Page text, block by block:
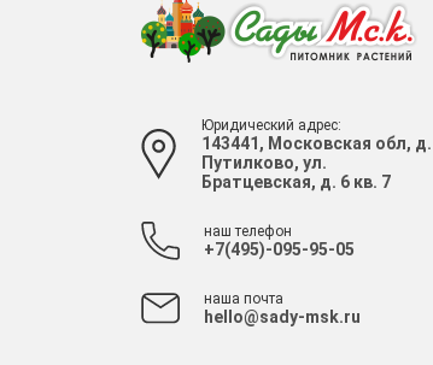
Юридический адрес:
143441, Московская обл, д.
Путилково, ул.
Братцевская, д. 6 кв. 7
наш телефон
+7(495)-095-95-05
наша почта
hello@sady-msk.ru